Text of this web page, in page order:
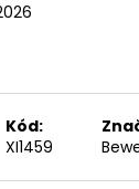
Kód:
XI1459